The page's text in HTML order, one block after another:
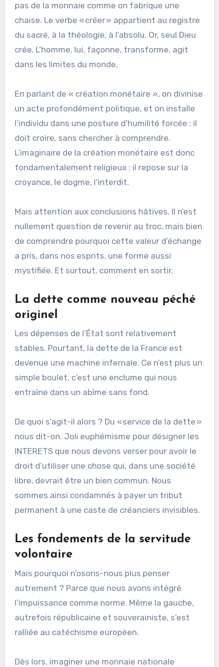
pas de la monnaie comme on fabrique une
chaise. Le verbe « créer » appartient au registre
du sacré, à la théologie, à l’absolu. Or, seul Dieu
crée. L’homme, lui, façonne, transforme, agit
dans les limites du monde.
En parlant de « création monétaire », on divinise
un acte profondément politique, et on installe
l’individu dans une posture d’humilité forcée : il
doit croire, sans chercher à comprendre.
L’imaginaire de la création monétaire est donc
fondamentalement religieux : il repose sur la
croyance, le dogme, l’interdit.
Mais attention aux conclusions hâtives. Il n’est
nullement question de revenir au troc, mais bien
de comprendre pourquoi cette valeur d’échange
a pris, dans nos esprits, une forme aussi
mystifiée. Et surtout, comment en sortir.
La dette comme nouveau péché
originel
Les dépenses de l’État sont relativement
stables. Pourtant, la dette de la France est
devenue une machine infernale. Ce n’est plus un
simple boulet, c’est une enclume qui nous
entraîne dans un abîme sans fond.
De quoi s’agit-il alors ? Du « service de la dette »
nous dit-on. Joli euphémisme pour désigner les
INTERETS que nous devons verser pour avoir le
droit d’utiliser une chose qui, dans une société
libre, devrait être un bien commun. Nous
sommes ainsi condamnés à payer un tribut
permanent à une caste de créanciers invisibles.
Les fondements de la servitude
volontaire
Mais pourquoi n’osons-nous plus penser
autrement ? Parce que nous avons intégré
l’impuissance comme norme. Même la gauche,
autrefois républicaine et souverainiste, s’est
ralliée au catéchisme européen.
Dès lors, imaginer une monnaie nationale